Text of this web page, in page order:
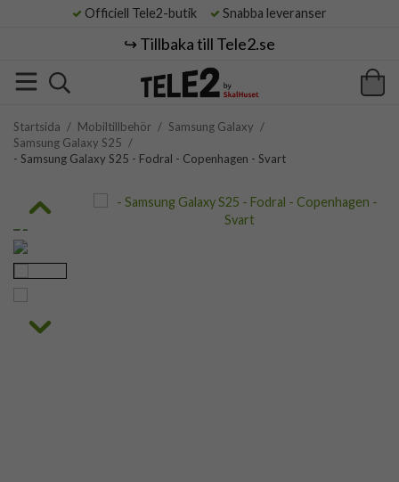
Officiell Tele2-butik Snabba leveranser
↪️ Tillbaka till Tele2.se
Startsida / Mobiltillbehör / Samsung Galaxy /
Samsung Galaxy S25 /
- Samsung Galaxy S25 - Fodral - Copenhagen - Svart